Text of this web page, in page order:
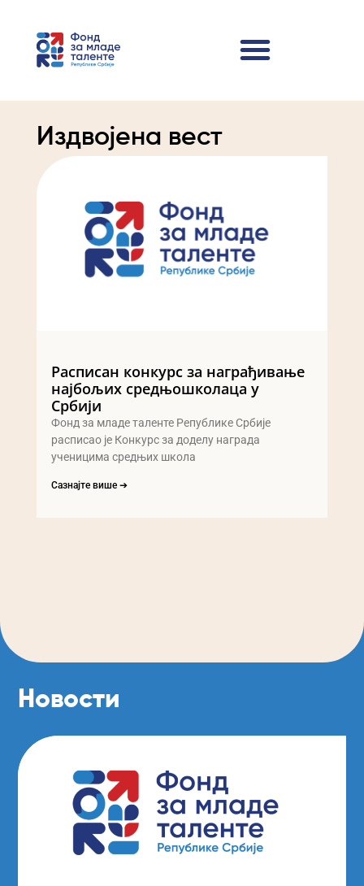
Издвојена вест
Расписан конкурс за награђивање
најбољих средњошколаца у
Србији
Фонд за младе таленте Републике Србије
расписао је Конкурс за доделу награда
ученицима средњих школа
Сазнајте више ➔
Новости